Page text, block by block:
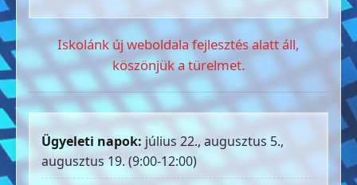
Iskolánk új weboldala fejlesztés alatt áll,
köszönjük a türelmet.
Ügyeleti napok: július 22., augusztus 5.,
augusztus 19. (9:00-12:00)